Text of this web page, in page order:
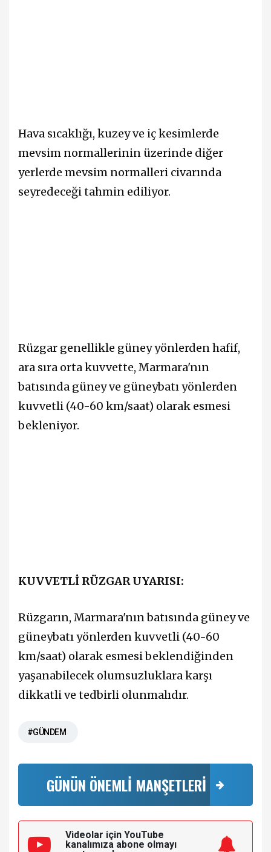
Hava sıcaklığı, kuzey ve iç kesimlerde
mevsim normallerinin üzerinde diğer
yerlerde mevsim normalleri civarında
seyredeceği tahmin ediliyor.
Rüzgar genellikle güney yönlerden hafif,
ara sıra orta kuvvette, Marmara'nın
batısında güney ve güneybatı yönlerden
kuvvetli (40-60 km/saat) olarak esmesi
bekleniyor.
KUVVETLİ RÜZGAR UYARISI:
Rüzgarın, Marmara'nın batısında güney ve
güneybatı yönlerden kuvvetli (40-60
km/saat) olarak esmesi beklendiğinden
yaşanabilecek olumsuzluklara karşı
dikkatli ve tedbirli olunmalıdır.
#GÜNDEM
GÜNÜN ÖNEMLİ MANŞETLERİ
Videolar için YouTube
kanalımıza abone olmayı